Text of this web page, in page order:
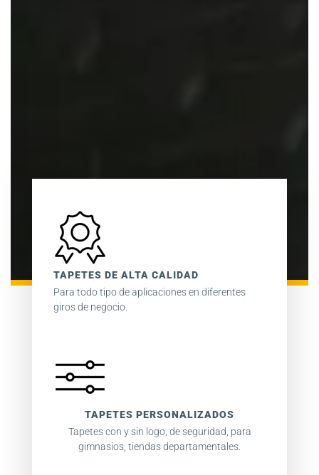
TAPETES DE ALTA CALIDAD
Para todo tipo de aplicaciones en diferentes
giros de negocio.
TAPETES PERSONALIZADOS
Tapetes con y sin logo, de seguridad, para
gimnasios, tiendas departamentales.